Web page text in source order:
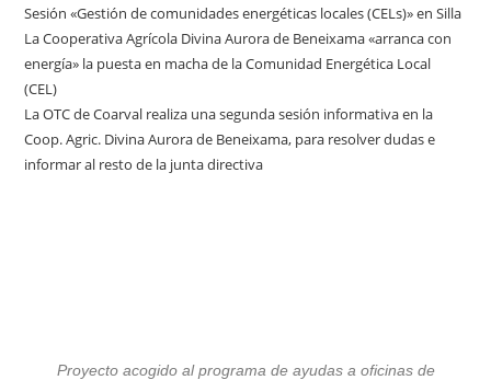
Sesión «Gestión de comunidades energéticas locales (CELs)» en Silla
La Cooperativa Agrícola Divina Aurora de Beneixama «arranca con
energía» la puesta en macha de la Comunidad Energética Local
(CEL)
La OTC de Coarval realiza una segunda sesión informativa en la
Coop. Agric. Divina Aurora de Beneixama, para resolver dudas e
informar al resto de la junta directiva
Proyecto acogido al programa de ayudas a oficinas de